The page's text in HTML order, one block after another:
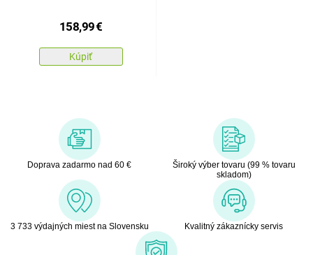
158,99€
Kúpiť
Doprava zadarmo nad 60 €
Široký výber tovaru (99 % tovaru
skladom)
3 733 výdajných miest na Slovensku Kvalitný zákaznícky servis